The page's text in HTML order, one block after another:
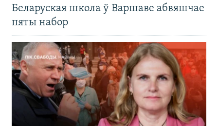
Беларуская школа ў Варшаве абвяшчае
пяты набор